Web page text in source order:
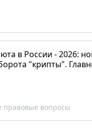
в России - 2026:
"крипты".
правовые вопросы